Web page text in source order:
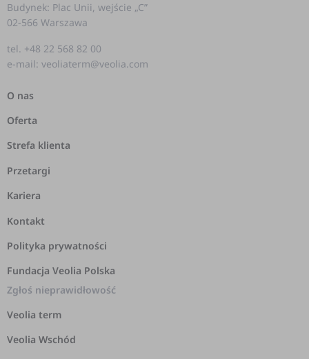
Budynek: Plac Unii, wejście „C”
02-566 Warszawa
tel. +48 22 568 82 00
e-mail: veoliaterm@veolia.com
O nas
Oferta
Strefa klienta
Przetargi
Kariera
Kontakt
Polityka prywatności
Fundacja Veolia Polska
Zgłoś nieprawidłowość
Veolia term
Veolia Wschód